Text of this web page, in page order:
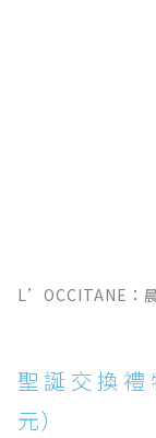
L’OCCITANE：
聖誕交換禮
元）